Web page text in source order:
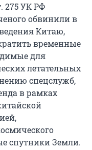
275 УК РФ
обвинили в
Китаю,
временные
для
летательных
спецслужб,
в рамках
спутники Земли.